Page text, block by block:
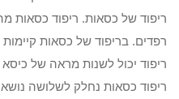
ריפוד של כסאות. ריפוד כסאות
רפדים. בריפוד של כסאות קיימות
ריפוד יכול לשנות מראה של
ריפוד כסאות נחלק לשלושה